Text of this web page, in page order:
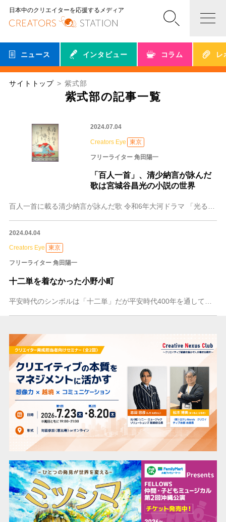
日本中のクリエイターを応援するメディア
ニュース インタビュー コラム レ
サイトトップ 紫式部
紫式部の記事一覧
2024.07.04
Creators Eye 東京
フリーライター 角田陽一
「百人一首」、清少納言が詠んだ
歌は宮城谷昌光の小説の世界
2024.04.04
Creators Eye 東京
フリーライター 角田陽一
十二単を着なかった小野小町
平安時代のシンボルは「十二単」だが平安時代400年を通してだろうか 令和6年の大河ドラマは「光る君へ」「源氏物語」の作者である紫式部を主人公に据えた、大河ドラマ